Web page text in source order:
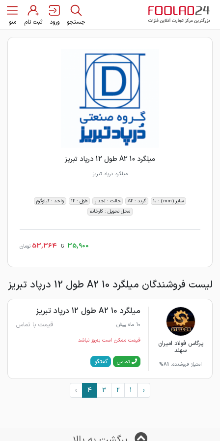
جستجو ورود ثبت نام منو
میلگرد 10 A2 طول 12 درپاد تبریز
میلگرد درپاد تبریز
سایز (mm) : 10 گرید : A2 حالت : آجدار طول : 12
واحد : کیلوگرم
محل تحویل : کارخانه
35,900 تا 53,364 تومان
لیست فروشندگان میلگرد 10 A2 طول 12 درپاد تبریز
پرگاس فولاد امیران
سهند
امتیاز فروشنده: 81%
میلگرد 10 A2 طول 12 درپاد تبریز
10 ماه پیش قیمت با تماس
قیمت ممکن است به‌روز نباشد
تماس گفتگو
‹
1
2
3
4
›